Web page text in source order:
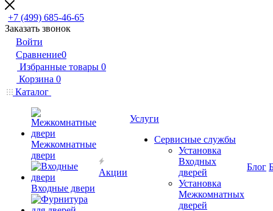
+7 (499) 685-46-65
Заказать звонок
Войти
Сравнение0
Избранные товары 0
Корзина 0
Каталог
Межкомнатные
двери
Входные двери
Акции
Услуги
Сервисные службы
Установка
Входных
дверей
Установка
Межкомнатных
дверей
Блог